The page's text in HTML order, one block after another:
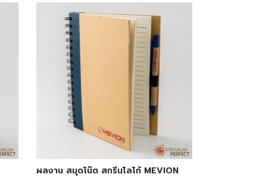
ผลงาน สมุดโน๊ต สกรีนโลโก้ MEVION